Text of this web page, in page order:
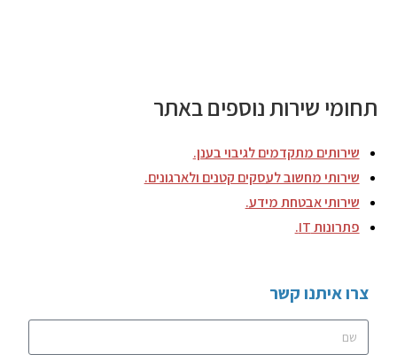
תחומי שירות נוספים באתר
שירותים מתקדמים לגיבוי בענן.
שירותי מחשוב לעסקים קטנים ולארגונים.
שירותי אבטחת מידע.
פתרונות IT.
צרו איתנו קשר